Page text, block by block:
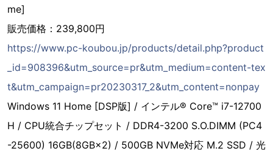
me]
販売価格：239,800円
https://www.pc-koubou.jp/products/detail.php?product
_id=908396&utm_source=pr&utm_medium=content-tex
t&utm_campaign=pr20230317_2&utm_content=nonpay
Windows 11 Home [DSP版] / インテル® Core™ i7-12700
H / CPU統合チップセット / DDR4-3200 S.O.DIMM (PC4
-25600) 16GB(8GB×2) / 500GB NVMe対応 M.2 SSD / 光